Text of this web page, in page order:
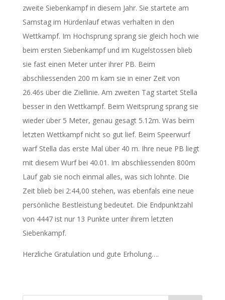
zweite Siebenkampf in diesem Jahr. Sie startete am
Samstag im Hürdenlauf etwas verhalten in den
Wettkampf. Im Hochsprung sprang sie gleich hoch wie
beim ersten Siebenkampf und im Kugelstossen blieb
sie fast einen Meter unter ihrer PB. Beim
abschliessenden 200 m kam sie in einer Zeit von
26.46s über die Ziellinie. Am zweiten Tag startet Stella
besser in den Wettkampf. Beim Weitsprung sprang sie
wieder über 5 Meter, genau gesagt 5.12m. Was beim
letzten Wettkampf nicht so gut lief. Beim Speerwurf
warf Stella das erste Mal über 40 m. Ihre neue PB liegt
mit diesem Wurf bei 40.01. Im abschliessenden 800m
Lauf gab sie noch einmal alles, was sich lohnte. Die
Zeit blieb bei 2:44,00 stehen, was ebenfals eine neue
persönliche Bestleistung bedeutet. Die Endpunktzahl
von 4447 ist nur 13 Punkte unter ihrem letzten
Siebenkampf.
Herzliche Gratulation und gute Erholung….